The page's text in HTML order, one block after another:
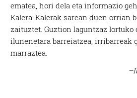
ematea, hori dela eta informazio
Kalera-Kalerak sarean duen orrian
zaituztet. Guztion laguntzaz
ilunenetara barreiatzea, irribarreak
marraztea.